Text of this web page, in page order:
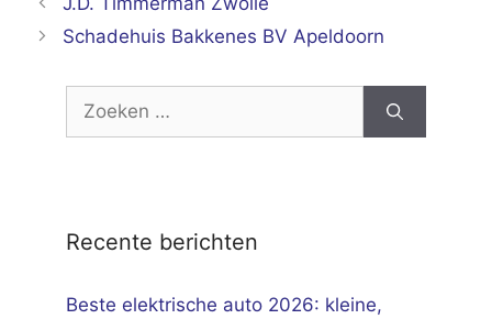
Schadehuis Bakkenes BV Apeldoorn
Zoek
Recente berichten
Beste elektrische auto 2026: kleine,